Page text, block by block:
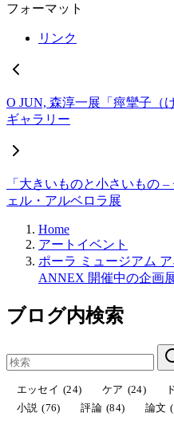
フォーマット
リンク
O JUN, 森淳一展「痙攣子（
ギャラリー
「大きいものと小さいもの
ェル・アルベロラ展
Home
アートイベント
ポーラ ミュージアム
ANNEX 開催中の企画
ブログ内検索
エッセイ (24) ケア (24)
小説 (76) 評論 (84) 論文